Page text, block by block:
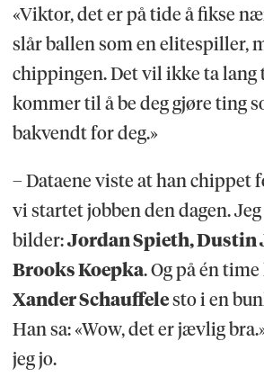
«Viktor, det er på tide å fikse
slår ballen som en elitespiller,
chippingen. Det vil ikke ta lang
kommer til å be deg gjøre ting
bakvendt for deg.»
– Dataene viste at han chippet
vi startet jobben den dagen.
bilder:Jordan Spieth, Dustin
Brooks Koepka. Og på én
Xander Schauffelesto i en
Han sa: «Wow, det er jævlig
jeg jo.